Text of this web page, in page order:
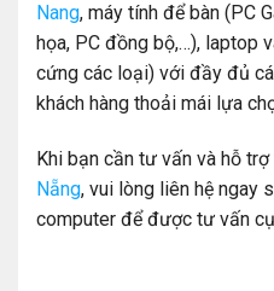
Nang, máy tính để bàn (PC
họa, PC đồng bộ,…), laptop
cứng các loại) với đầy đủ
khách hàng thoải mái lựa
Khi bạn cần tư vấn và hỗ trợ
Nẵng, vui lòng liên hệ ngay
computer để được tư vấn